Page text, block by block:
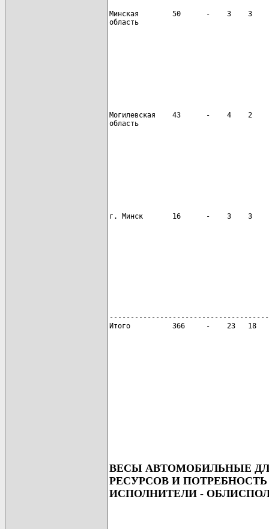
Минская        50      -    3    3
область
Могилевская    43      -    4    2
область
Итого          366     -    23   18
ВЕСЫ АВТОМОБИЛЬНЫЕ
РЕСУРСОВ И
ИСПОЛНИТЕЛИ -